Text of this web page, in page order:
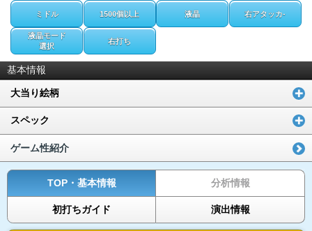
ミドル 1500個以上 液晶 右アタッカ-
液晶モード
選択
右打ち
基本情報
大当り絵柄
スペック
ゲーム性紹介
TOP・基本情報 分析情報
初打ちガイド 演出情報